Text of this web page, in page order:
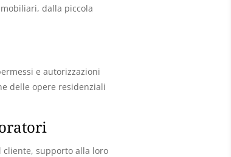
dalla piccola
e autorizzazioni
delle opere residenziali
cliente, supporto alla loro